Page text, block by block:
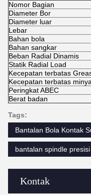
Kontak
Nomor Bagian
Diameter Bor
Diameter luar
Lebar
Bahan bola
Bahan sangkar
Beban Radial Dinamis
Statik Radial Load
Kecepatan terbatas
Kecepatan terbatas
Peringkat ABEC
Berat badan
Tags:
Bantalan Bola Kontak
bantalan spindle presisi